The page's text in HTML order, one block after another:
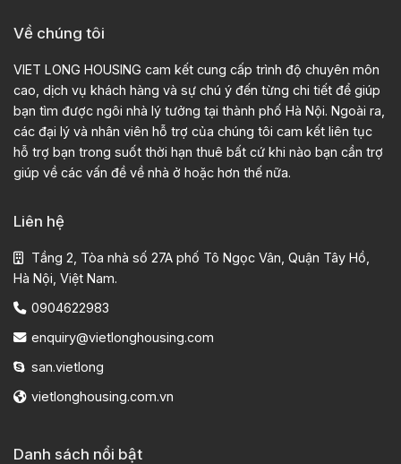
Về chúng tôi
VIET LONG HOUSING cam kết cung cấp trình độ chuyên môn
cao, dịch vụ khách hàng và sự chú ý đến từng chi tiết để giúp
bạn tìm được ngôi nhà lý tưởng tại thành phố Hà Nội. Ngoài ra,
các đại lý và nhân viên hỗ trợ của chúng tôi cam kết liên tục
hỗ trợ bạn trong suốt thời hạn thuê bất cứ khi nào bạn cần trợ
giúp về các vấn đề về nhà ở hoặc hơn thế nữa.
Liên hệ
Tầng 2, Tòa nhà số 27A phố Tô Ngọc Vân, Quận Tây Hồ,
Hà Nội, Việt Nam.
0904622983
enquiry@vietlonghousing.com
san.vietlong
vietlonghousing.com.vn
Danh sách nổi bật